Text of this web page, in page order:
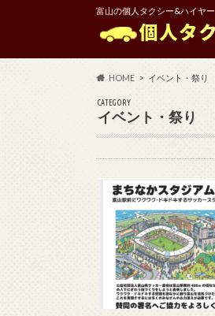
富山の個人タクシー&ハイヤー
HOME イベント・祭り
CATEGORY
イベント・祭り